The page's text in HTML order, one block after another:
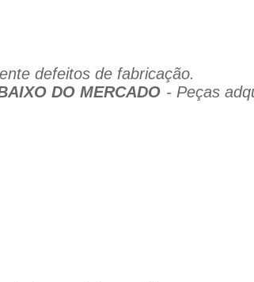
defeitos de fabricação.
DO MERCADO - Peças